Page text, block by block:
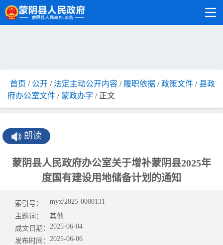
首页 / 公开 /法定主动公开内容 / 履职依据 /政策文件 / 县政
府办公室文件 / 蒙政办字 / 正文
朗读
蒙阴县人民政府办公室关于增补蒙阴县2025年
度国有建设用地储备计划的通知
索引号：
myx/2025-0000131
主题词：
其他
成文日期： 2025-06-04
发布时间： 2025-06-06